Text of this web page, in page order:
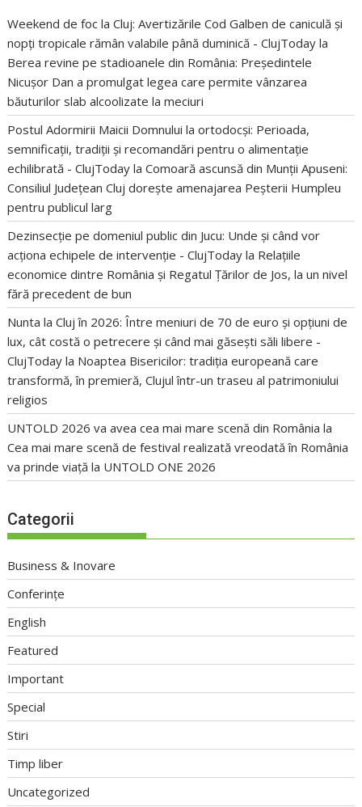
Weekend de foc la Cluj: Avertizările Cod Galben de caniculă și
nopți tropicale rămân valabile până duminică - ClujToday la
Berea revine pe stadioanele din România: Președintele
Nicușor Dan a promulgat legea care permite vânzarea
băuturilor slab alcoolizate la meciuri
Postul Adormirii Maicii Domnului la ortodocși: Perioada,
semnificații, tradiții și recomandări pentru o alimentație
echilibrată - ClujToday laComoară ascunsă din Munții Apuseni:
Consiliul Județean Cluj dorește amenajarea Peșterii Humpleu
pentru publicul larg
Dezinsecție pe domeniul public din Jucu: Unde și când vor
acționa echipele de intervenție - ClujToday la Relațiile
economice dintre România și Regatul Țărilor de Jos, la un nivel
fără precedent de bun
Nunta la Cluj în 2026: Între meniuri de 70 de euro și opțiuni de
lux, cât costă o petrecere și când mai găsești săli libere -
ClujToday la Noaptea Bisericilor: tradiția europeană care
transformă, în premieră, Clujul într-un traseu al patrimoniului
religios
UNTOLD 2026 va avea cea mai mare scenă din România la
Cea mai mare scenă de festival realizată vreodată în România
va prinde viață la UNTOLD ONE 2026
Categorii
Business & Inovare
Conferințe
English
Featured
Important
Special
Stiri
Timp liber
Uncategorized